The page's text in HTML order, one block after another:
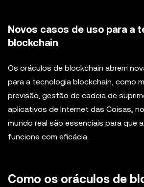
Novos casos de uso para a
blockchain
Os oráculos de blockchain abrem
para a tecnologia blockchain, como
previsão, gestão de cadeia de
aplicativos de Internet das Coisas,
mundo real são essenciais para que
funcione com eficácia.
Como os oráculos de